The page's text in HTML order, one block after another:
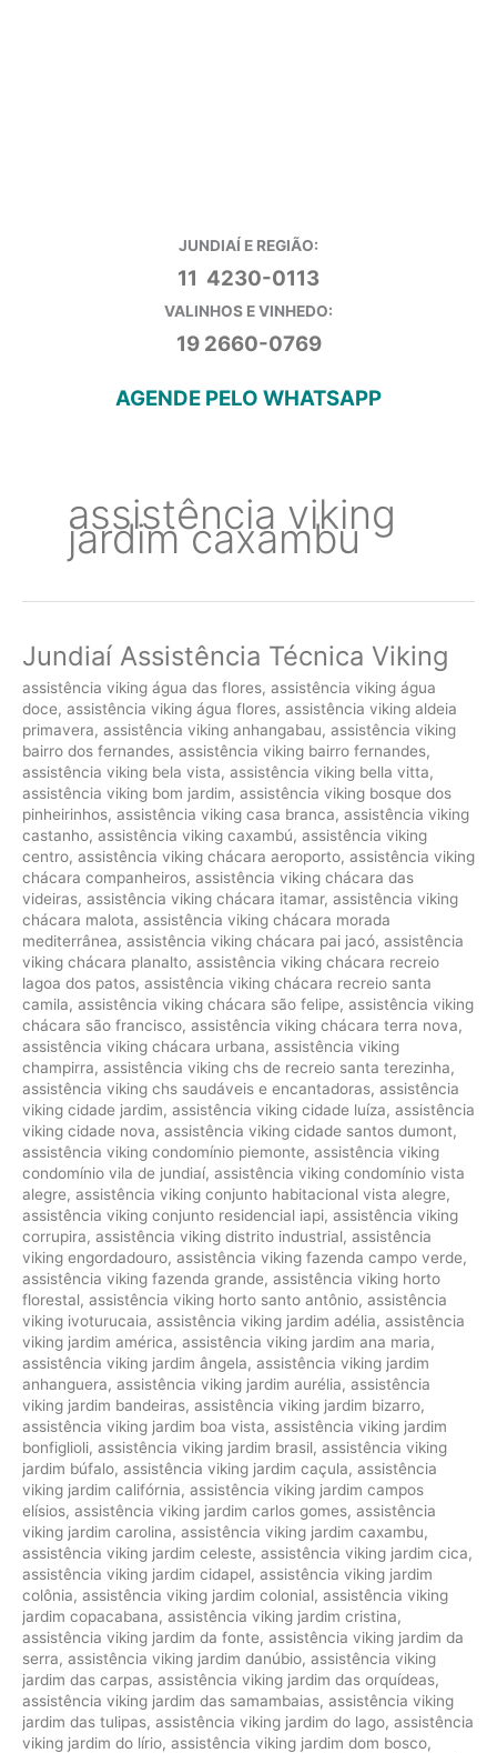
JUNDIAÍ E REGIÃO:
11 4230-0113
VALINHOS E VINHEDO:
19 2660-0769
AGENDE PELO WHATSAPP
assistência viking
jardim caxambu
Jundiaí Assistência Técnica Viking
assistência viking água das flores, assistência viking água
doce, assistência viking água flores, assistência viking aldeia
primavera, assistência viking anhangabau, assistência viking
bairro dos fernandes, assistência viking bairro fernandes,
assistência viking bela vista, assistência viking bella vitta,
assistência viking bom jardim, assistência viking bosque dos
pinheirinhos, assistência viking casa branca, assistência viking
castanho, assistência viking caxambú, assistência viking
centro, assistência viking chácara aeroporto, assistência viking
chácara companheiros, assistência viking chácara das
videiras, assistência viking chácara itamar, assistência viking
chácara malota, assistência viking chácara morada
mediterrânea, assistência viking chácara pai jacó, assistência
viking chácara planalto, assistência viking chácara recreio
lagoa dos patos, assistência viking chácara recreio santa
camila, assistência viking chácara são felipe, assistência viking
chácara são francisco, assistência viking chácara terra nova,
assistência viking chácara urbana, assistência viking
champirra, assistência viking chs de recreio santa terezinha,
assistência viking chs saudáveis e encantadoras, assistência
viking cidade jardim, assistência viking cidade luíza, assistência
viking cidade nova, assistência viking cidade santos dumont,
assistência viking condomínio piemonte, assistência viking
condomínio vila de jundiaí, assistência viking condomínio vista
alegre, assistência viking conjunto habitacional vista alegre,
assistência viking conjunto residencial iapi, assistência viking
corrupira, assistência viking distrito industrial, assistência
viking engordadouro, assistência viking fazenda campo verde,
assistência viking fazenda grande, assistência viking horto
florestal, assistência viking horto santo antônio, assistência
viking ivoturucaia, assistência viking jardim adélia, assistência
viking jardim américa, assistência viking jardim ana maria,
assistência viking jardim ângela, assistência viking jardim
anhanguera, assistência viking jardim aurélia, assistência
viking jardim bandeiras, assistência viking jardim bizarro,
assistência viking jardim boa vista, assistência viking jardim
bonfiglioli, assistência viking jardim brasil, assistência viking
jardim búfalo, assistência viking jardim caçula, assistência
viking jardim califórnia, assistência viking jardim campos
elísios, assistência viking jardim carlos gomes, assistência
viking jardim carolina, assistência viking jardim caxambu,
assistência viking jardim celeste, assistência viking jardim cica,
assistência viking jardim cidapel, assistência viking jardim
colônia, assistência viking jardim colonial, assistência viking
jardim copacabana, assistência viking jardim cristina,
assistência viking jardim da fonte, assistência viking jardim da
serra, assistência viking jardim danúbio, assistência viking
jardim das carpas, assistência viking jardim das orquídeas,
assistência viking jardim das samambaias, assistência viking
jardim das tulipas, assistência viking jardim do lago, assistência
viking jardim do lírio, assistência viking jardim dom bosco,